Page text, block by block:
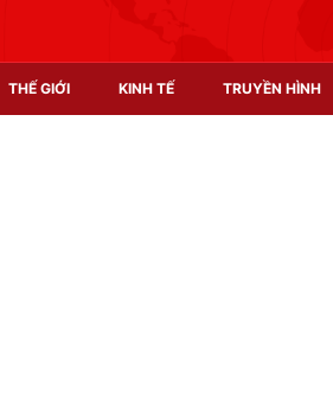
THẾ GIỚI KINH TẾ TRUYỀN HÌNH